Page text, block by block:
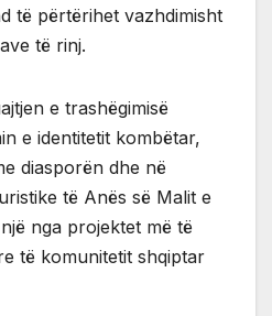
të përtërihet vazhdimisht
të rinj.
e trashëgimisë
e identitetit kombëtar,
diasporën dhe në
të Anës së Malit e
nga projektet më të
të komunitetit shqiptar